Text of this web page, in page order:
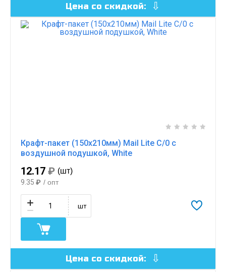
Цена со скидкой:
Крафт-пакет (150х210мм) Mail Lite C/0 с
воздушной подушкой, White
12.17 ₽ (шт)
9.35 ₽ / опт
шт
Цена со скидкой: